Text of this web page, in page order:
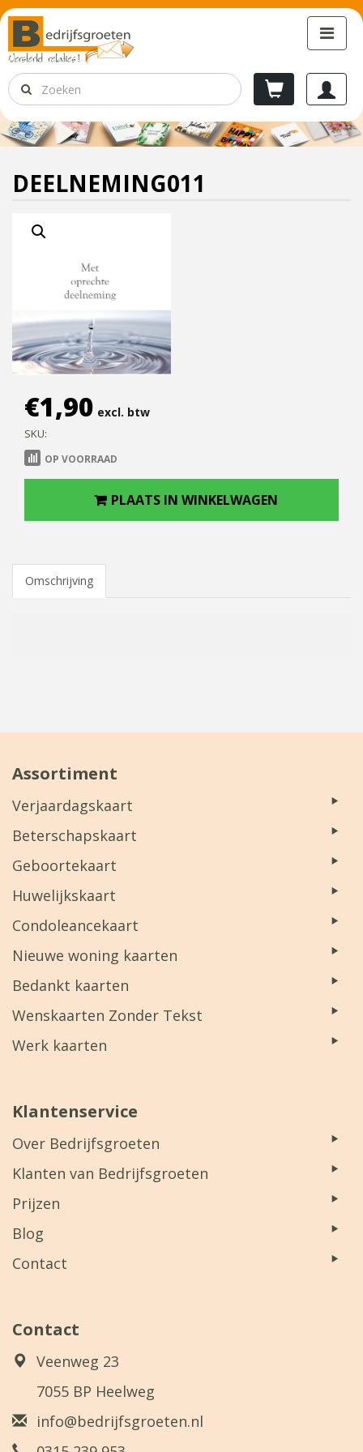
DEELNEMING011
€1,90 excl. btw
SKU:
OP VOORRAAD
PLAATS IN WINKELWAGEN
Omschrijving
Assortiment
Verjaardagskaart
Beterschapskaart
Geboortekaart
Huwelijkskaart
Condoleancekaart
Nieuwe woning kaarten
Bedankt kaarten
Wenskaarten Zonder Tekst
Werk kaarten
Klantenservice
Over Bedrijfsgroeten
Klanten van Bedrijfsgroeten
Prijzen
Blog
Contact
Contact
Veenweg 23
7055 BP Heelweg
info@bedrijfsgroeten.nl